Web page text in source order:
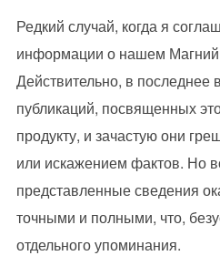
Редкий случай, когда я
информации о нашем
Действительно, в
публикаций, посвященных
продукту, и зачастую они
или искажением фактов. Но
представленные сведения
точными и полными, что,
отдельного упоминания.